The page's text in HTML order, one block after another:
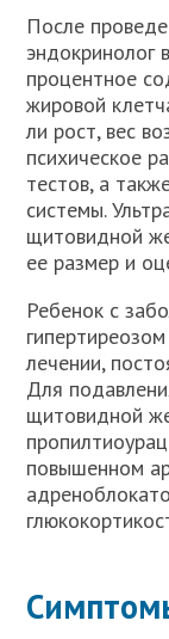
После
эндокринолог
процентное
жировой
ли рост, вес
психическое
тестов, а
системы.
щитовидной
ее размер и
Ребенок с
лечении,
Для
щитовидной
повышенном